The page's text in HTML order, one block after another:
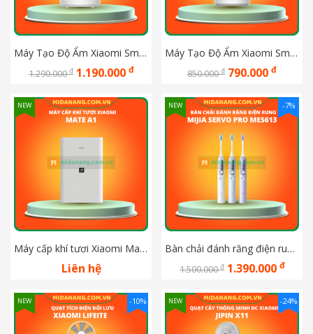
Máy Tạo Độ Ẩm Xiaomi Smart Humidifier 2 EU BHR6026EU
1.290.000đ 1.190.000 đ
Máy Tạo Độ Ẩm Xiaomi Smart Humidifier 2 Lite EU BHR6605EU
850.000đ 790.000 đ
Máy cấp khí tươi Xiaomi Mate A1 kết nối App Xiaomi Home
Liên hệ
NEW
Bàn chải đánh răng điện rung Mijia Servo Pro MES613
1.500.000đ 1.390.000 đ
-7%
NEW
-10%
NEW -24%
NEW